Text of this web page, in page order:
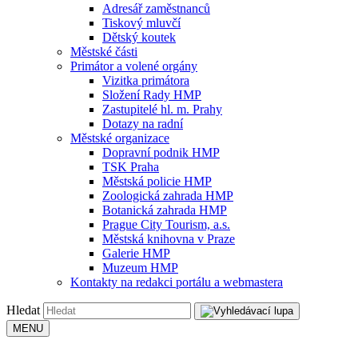
Adresář zaměstnanců
Tiskový mluvčí
Dětský koutek
Městské části
Primátor a volené orgány
Vizitka primátora
Složení Rady HMP
Zastupitelé hl. m. Prahy
Dotazy na radní
Městské organizace
Dopravní podnik HMP
TSK Praha
Městská policie HMP
Zoologická zahrada HMP
Botanická zahrada HMP
Prague City Tourism, a.s.
Městská knihovna v Praze
Galerie HMP
Muzeum HMP
Kontakty na redakci portálu a webmastera
Hledat
MENU